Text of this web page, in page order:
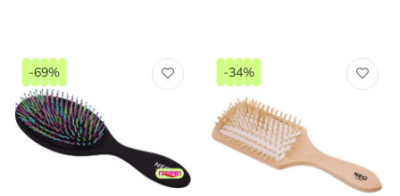
-69% -34%